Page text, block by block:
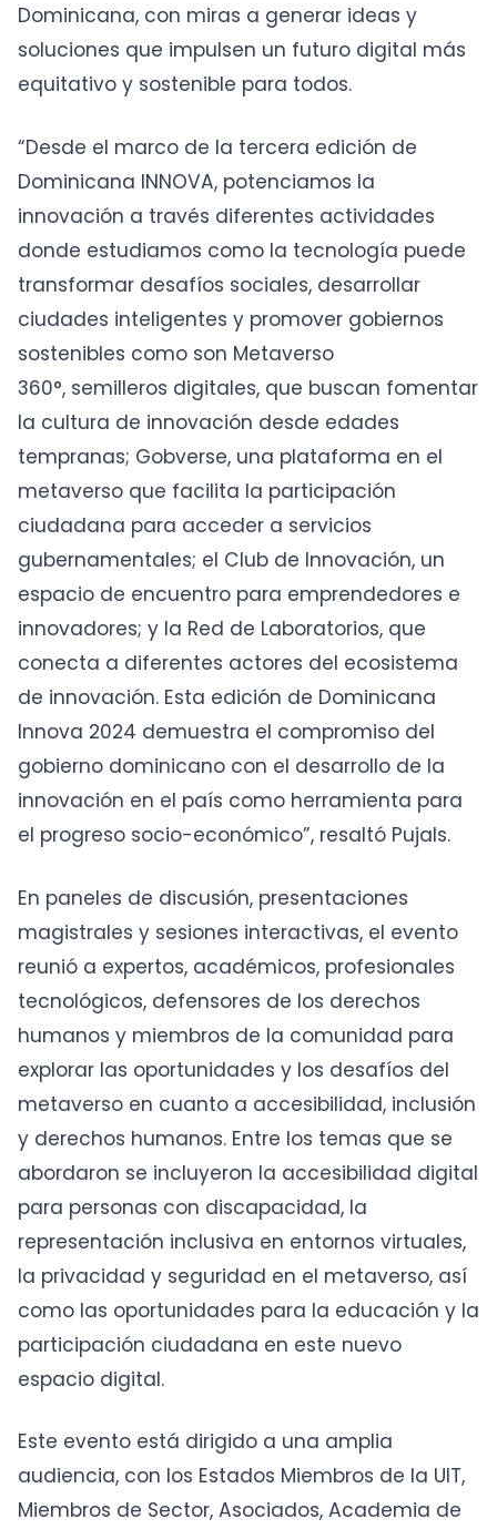
Dominicana, con miras a generar ideas y
soluciones que impulsen un futuro digital más
equitativo y sostenible para todos.
“Desde el marco de la tercera edición de
Dominicana INNOVA, potenciamos la
innovación a través diferentes actividades
donde estudiamos como la tecnología puede
transformar desafíos sociales, desarrollar
ciudades inteligentes y promover gobiernos
sostenibles como son Metaverso
360°, semilleros digitales, que buscan fomentar
la cultura de innovación desde edades
tempranas; Gobverse, una plataforma en el
metaverso que facilita la participación
ciudadana para acceder a servicios
gubernamentales; el Club de Innovación, un
espacio de encuentro para emprendedores e
innovadores; y la Red de Laboratorios, que
conecta a diferentes actores del ecosistema
de innovación. Esta edición de Dominicana
Innova 2024 demuestra el compromiso del
gobierno dominicano con el desarrollo de la
innovación en el país como herramienta para
el progreso socio-económico”, resaltó Pujals.
En paneles de discusión, presentaciones
magistrales y sesiones interactivas, el evento
reunió a expertos, académicos, profesionales
tecnológicos, defensores de los derechos
humanos y miembros de la comunidad para
explorar las oportunidades y los desafíos del
metaverso en cuanto a accesibilidad, inclusión
y derechos humanos. Entre los temas que se
abordaron se incluyeron la accesibilidad digital
para personas con discapacidad, la
representación inclusiva en entornos virtuales,
la privacidad y seguridad en el metaverso, así
como las oportunidades para la educación y la
participación ciudadana en este nuevo
espacio digital.
Este evento está dirigido a una amplia
audiencia, con los Estados Miembros de la UIT,
Miembros de Sector, Asociados, Academia de